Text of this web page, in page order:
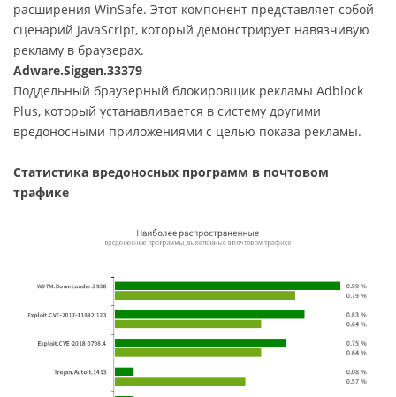
расширения WinSafe. Этот компонент представляет собой
сценарий JavaScript, который демонстрирует навязчивую
рекламу в браузерах.
Adware.Siggen.33379
Поддельный браузерный блокировщик рекламы Adblock
Plus, который устанавливается в систему другими
вредоносными приложениями с целью показа рекламы.
Статистика вредоносных программ в почтовом
трафике